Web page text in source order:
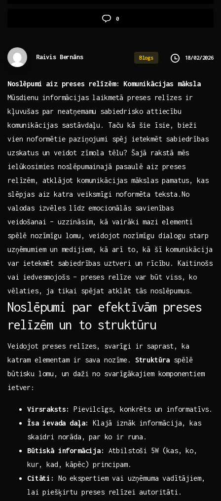
0
Raivis Bernāns Blogs 18/02/2026
Noslēpumi aiz‌ preses relīzēm: Komunikācijas māksla
Mūsdienu ⁢informācijas laikmetā preses ⁣relīzes ‍ir ​
kļuvušas par neatņemamu sabiedrisko attiecību
komunikācijas​ sastāvdaļu. Taču kā šie ⁢īsie, bieži
vien noformētie paziņojumi spēj ietekmēt sabiedrības
uzskatus un‍ veidot zīmola ​tēlu? Šajā‌ rakstā ⁢mēs
ielūkosimies noslēpumainajā pasaulē aiz preses
relīzēm, atklājot komunikācijas mākslas ⁢pamatus, kas
slēpjas aiz katra veiksmīgi noformēta teksta.No
valodas izvēles līdz ⁢emocionālās savienības
‍veidošanai – uzzināsim, kā ⁤vairāki mazi elementi⁤
spēlē nozīmīgu lomu, veidojot​ nozīmīgu dialogu‍ starp
uzņēmumiem ⁢un medijiem, kā arī to, kā šī komunikācija
var ietekmēt⁣ sabiedrības‍ uztveri un rīcību. Kaitinošs
vai iedvesmojošs – preses relīze var būt viss, ko
vēlaties, ja tikai spējat atklāt tās noslēpumus.
Noslēpumi par efektīvām ‍preses
relīzēm ⁢un to struktūru
Veidojot preses ​relīzes, svarīgi ir saprast, ka
katram elementam ir sava nozīme. Struktūra spēlē⁢
būtisku lomu, ⁢un daži​ no svarīgākajiem komponentiem
ietver:
Virsraksts:
Pievilcīgs, konkrēts ⁣un informatīvs.
Īsa⁢ ievada daļa:
Klajā iznāk informācija, ​kas
skaidri norāda,⁢ par ko ir runa.
Būtiskā informācija:
Atbilstoši 5W (kas, ko,
⁤kur, kad, kāpēc) principam.
Citāti:
No‍ ekspertiem⁣ vai uzņēmuma vadītājiem,
lai piešķirtu preses relīzei autoritāti.